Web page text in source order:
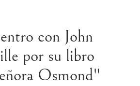
con John
por su libro
Osmond"